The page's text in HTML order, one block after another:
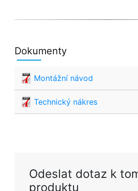
Dokumenty
Montážní návod
Technický nákres
Odeslat dotaz k
produktu